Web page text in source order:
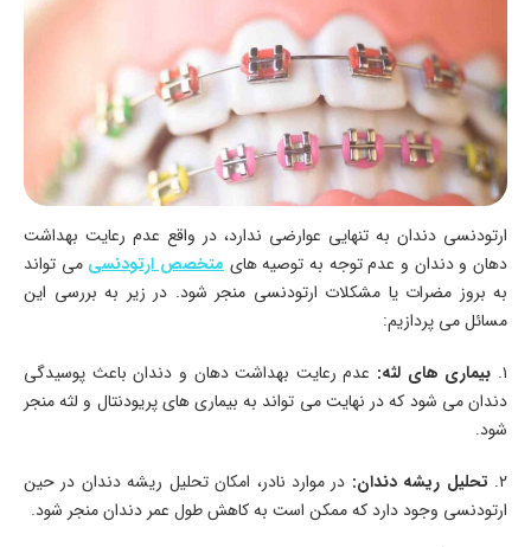
ارتودنسی دندان به تنهایی عوارضی ندارد، در واقع عدم رعایت بهداشت
دهان و دندان و عدم توجه به توصیه ‌های متخصص ارتودنسی می‌ تواند
به بروز مضرات یا مشکلات ارتودنسی منجر شود. در زیر به بررسی این
مسائل می ‌پردازیم:
۱. بیماری ‌های لثه: عدم رعایت بهداشت دهان و دندان باعث پوسیدگی
دندان می‌ شود که در نهایت می‌ تواند به بیماری ‌های پریودنتال و لثه منجر
شود.
۲. تحلیل ریشه دندان: در موارد نادر، امکان تحلیل ریشه دندان در حین
ارتودنسی وجود دارد که ممکن است به کاهش طول عمر دندان منجر شود.